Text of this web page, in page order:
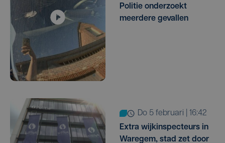
Politie onderzoekt
meerdere gevallen
do 5 februari | 16:42
Extra wijkinspecteurs in
Waregem, stad zet door